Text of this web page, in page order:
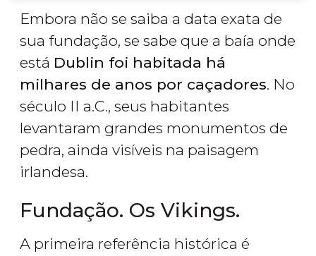
Embora não se saiba a data exata de
sua fundação, se sabe que a baía onde
está Dublin foi habitada há
milhares de anos por caçadores. No
século II a.C., seus habitantes
levantaram grandes monumentos de
pedra, ainda visíveis na paisagem
irlandesa.
Fundação. Os Vikings.
A primeira referência histórica é